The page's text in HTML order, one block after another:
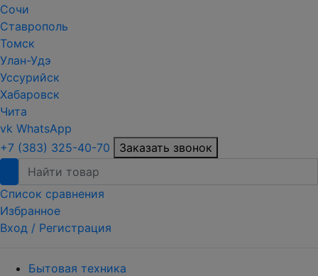
Сочи
Ставрополь
Томск
Улан-Удэ
Уссурийск
Хабаровск
Чита
vk WhatsApp
+7 (383) 325-40-70
Заказать звонок
Список сравнения
Избранное
Вход / Регистрация
Бытовая техника